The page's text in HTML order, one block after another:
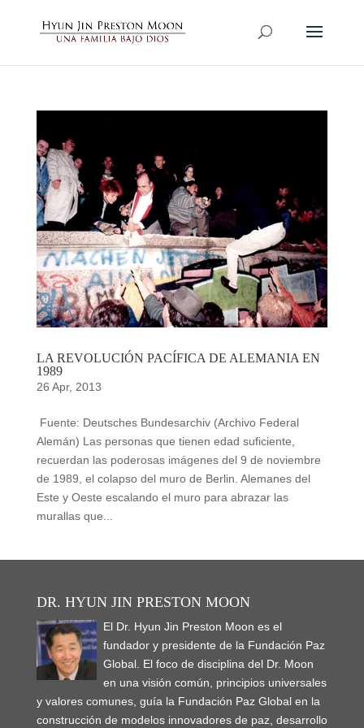
LA REVOLUCIÓN PACÍFICA DE ALEMANIA EN
1989
26 Apr, 2013
Fuente: Deutsches Bundesarchiv (Archivo Federal
Alemán) Las personas que tienen edad suficiente,
recuerdan las poderosas imágenes del 9 de noviembre
de 1989, el colapso del muro de Berlin. Alemanes del
Este y Oeste escalando el muro para abrazar las
murallas que...
DR. HYUN JIN PRESTON MOON
El Dr. Hyun Jin Preston Moon es el
fundador y presidente de la Fundación Paz
Global. El foco de disciplina del Dr. Moon
en una visión común, principios universales
y valores comunes, guía la Fundación Paz Global en la
construcción de modelos innovadores de paz, desarrollo